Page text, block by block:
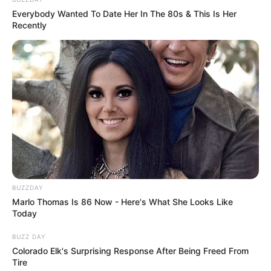
Ausflugsziele, Sehenswürdigkeiten,
Freizeitangeboteund Museen in und im Umkreis
von Hanau:
Umkreissuche Tourismus Hanau
Museen in und um Hanau
Kinderausflugsziele für Hanau
Kindergeburtstag feiern
Schlösser und Burgen in und um Hanau
Tagesausflugsziele für Hanau
Wandern
Everybody Wanted To Date Her In The 80s & This Is Her
Recently
BUZZDAY
Marlo Thomas Is 86 Now - Here's What She Looks Like
Today
BUZZ DAY
Colorado Elk's Surprising Response After Being Freed From
Tire